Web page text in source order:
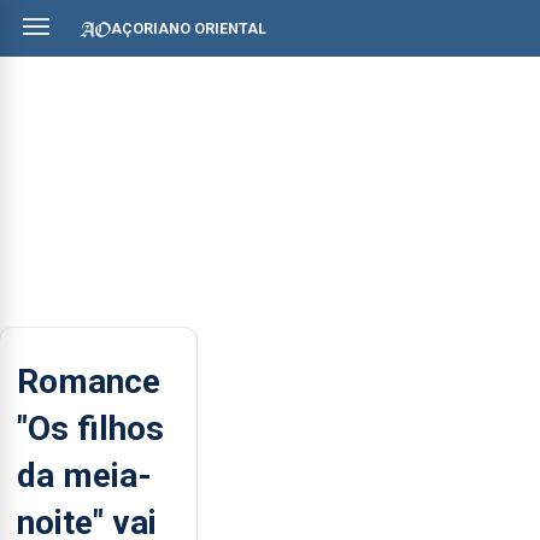
AÇORIANO ORIENTAL
Romance
"Os filhos
da meia-
noite" vai